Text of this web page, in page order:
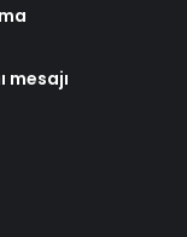
mesajı